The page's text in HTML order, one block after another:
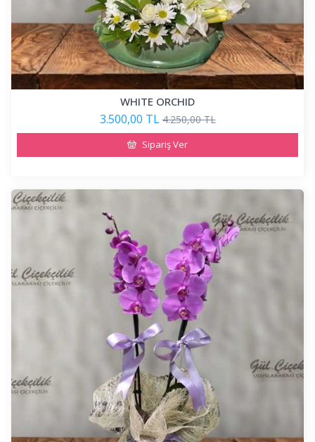
WHITE ORCHID
3.500,00 TL 4.250,00 TL
Sipariş Ver